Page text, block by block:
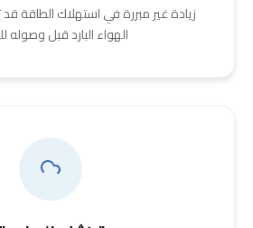
زيادة غير مبررة في استهلاك الطاقة
الهواء البارد قبل وصوله